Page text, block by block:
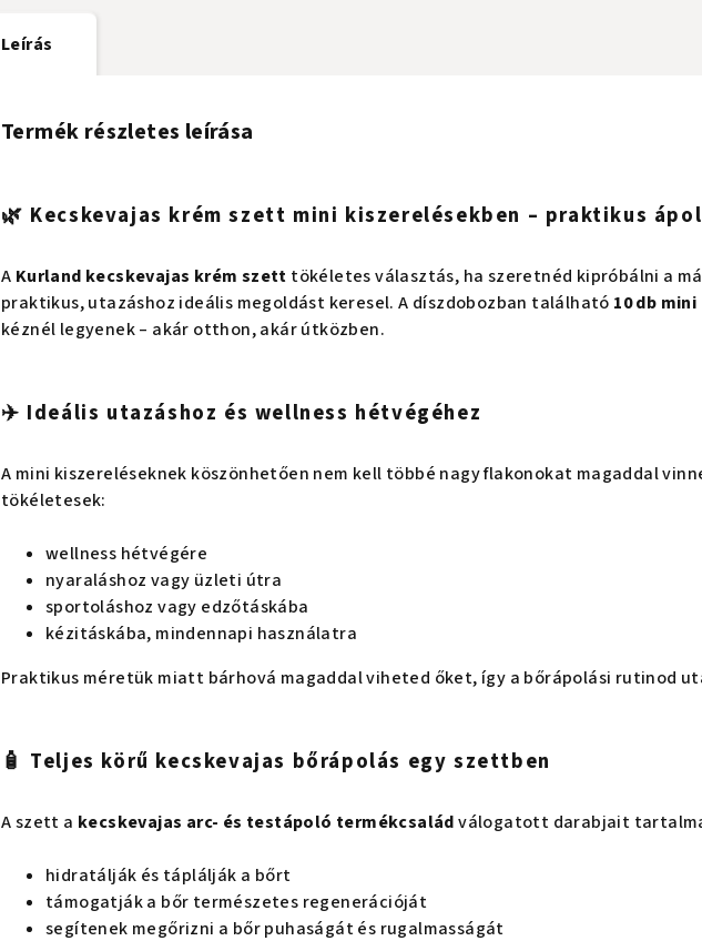
Leírás
Termék részletes leírása
🌿 Kecskevajas krém szett mini kiszerelésekben – praktikus
A Kurland kecskevajas krém szett tökéletes választás, ha szeretnéd kipróbálni a
praktikus, utazáshoz ideális megoldást keresel. A díszdobozban található 10 db
kéznél legyenek – akár otthon, akár útközben.
✈️ Ideális utazáshoz és wellness hétvégéhez
A mini kiszereléseknek köszönhetően nem kell többé nagy flakonokat magaddal
tökéletesek:
wellness hétvégére
nyaraláshoz vagy üzleti útra
sportoláshoz vagy edzőtáskába
kézitáskába, mindennapi használatra
Praktikus méretük miatt bárhová magaddal viheted őket, így a bőrápolási rutinod
🧴 Teljes körű kecskevajas bőrápolás egy szettben
A szett a kecskevajas arc- és testápoló termékcsaládválogatott darabjait
hidratálják és táplálják a bőrt
támogatják a bőr természetes regenerációját
segítenek megőrizni a bőr puhaságát és rugalmasságát